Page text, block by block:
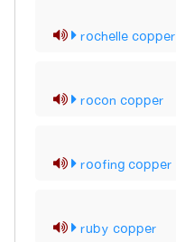
rochelle copper
rocon copper
roofing copper
ruby copper